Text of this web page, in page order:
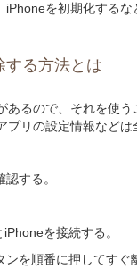
を初期化する
する方法とは
るので、それを使う
リの設定情報など
する。
を接続する。
を順番に押してすぐ